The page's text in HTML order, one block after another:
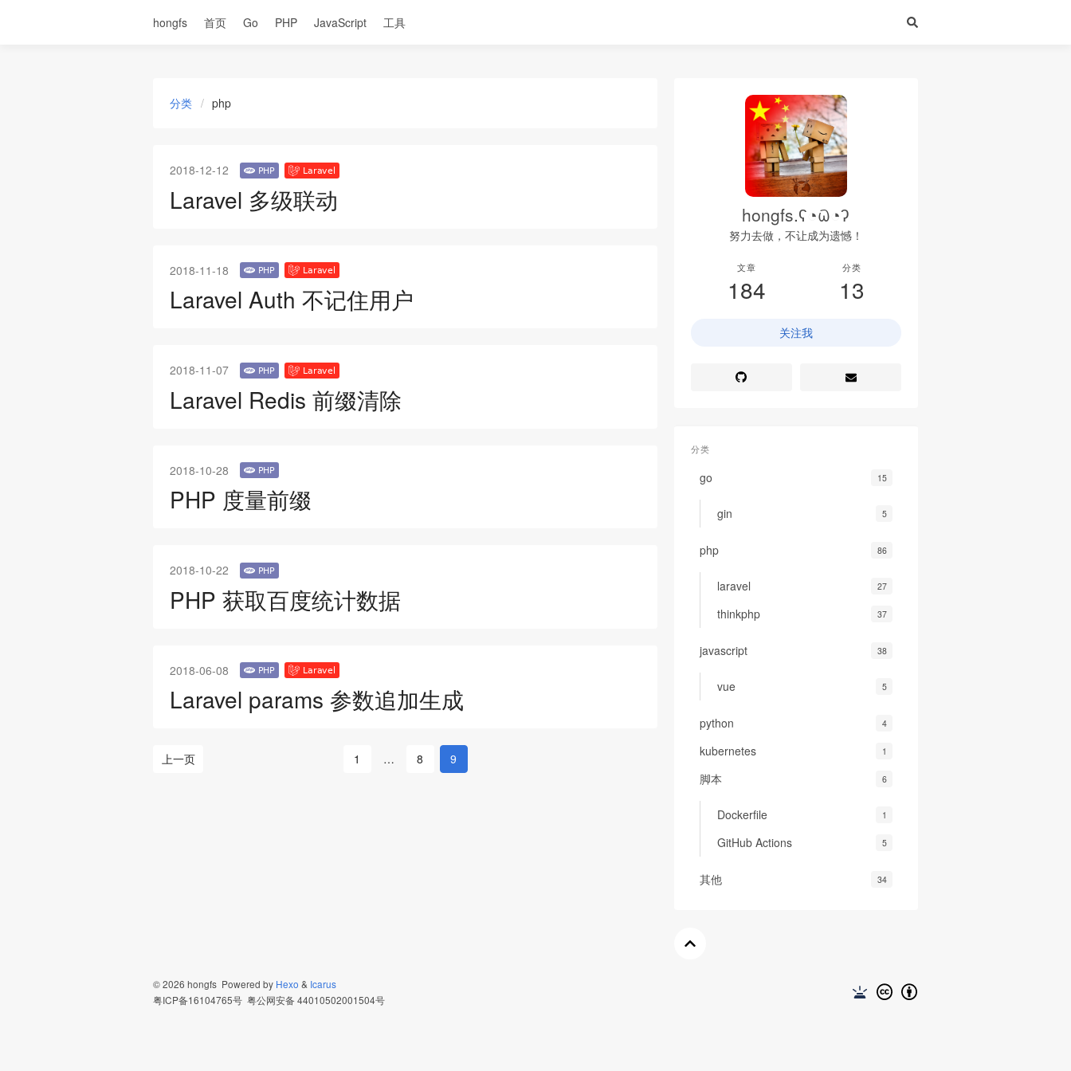
hongfs 首页 Go PHP JavaScript 工具
分类 php
2018-12-12
Laravel 多级联动
2018-11-18
Laravel Auth 不记住用户
2018-11-07
Laravel Redis 前缀清除
2018-10-28
PHP 度量前缀
2018-10-22
PHP 获取百度统计数据
2018-06-08
Laravel params 参数追加生成
上一页 1 … 8 9
hongfs.ʕ◔ϖ◔ʔ
努力去做，不让成为遗憾！
文章
184
分类
13
关注我
分类
go 15
gin 5
php 86
laravel 27
thinkphp 37
javascript 38
vue 5
python 4
kubernetes 1
脚本 6
Dockerfile 1
GitHub Actions 5
其他 34
© 2026 hongfs Powered by Hexo & Icarus
粤ICP备16104765号 粤公网安备 44010502001504号